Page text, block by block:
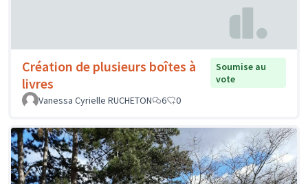
Création de plusieurs boîtes à
livres
Soumise au
vote
Vanessa Cyrielle RUCHETON
6 0